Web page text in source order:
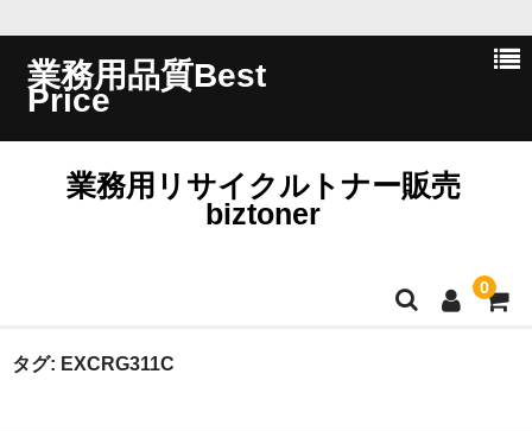
業務用品質Best
Price
業務用リサイクルトナー販売
biztoner
0
ホーム
タグ: EXCRG311C